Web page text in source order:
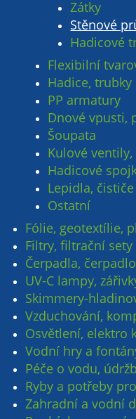
Zátky
Stěnové
Hadicové
Flexibilní
Hadice, trubky
PP armatury
Dnové vpusti,
Šoupata
Kulové
Hadicové
Lepidla,
Ostatní
Fólie, geotextílie,
Filtry, filtrační
Čerpadla,
UV-C lampy,
Skimmery-
Vzduchování,
Osvětlení, elektro
Vodní hry a
Péče o vodu,
Ryby a potřeby
Zahradní a vodní